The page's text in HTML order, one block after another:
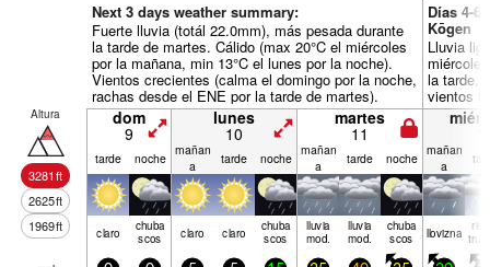
Next 3 days weather summary:
Fuerte lluvia (totál 22.0mm), más pesada durante
la tarde de martes. Cálido (max 20°C el miércoles
por la mañana, min 13°C el lunes por la noche).
Vientos crecientes (calma el domingo por la noche,
rachas desde el ENE por la tarde de martes).
Días 4-6
Kōgen
Lluvia
la tarde,
vientos
Altura
3281ft
2625ft
1969ft
dom
9
lunes
10
martes
11
tarde noche mañan
a
tarde noche mañan
a
tarde noche mañan
a
claro chuba
scos claro claro chuba
scos
lluvia
mod.
lluvia
mod.
chuba
scos llov­izna